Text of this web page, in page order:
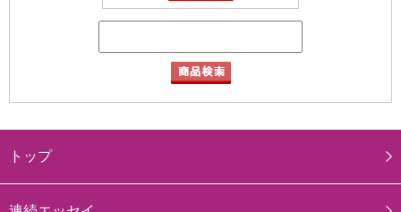
トップ